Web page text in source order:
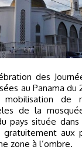
au Panama du
de
de la
pays située
gratuitement aux
zone à l’ombre.